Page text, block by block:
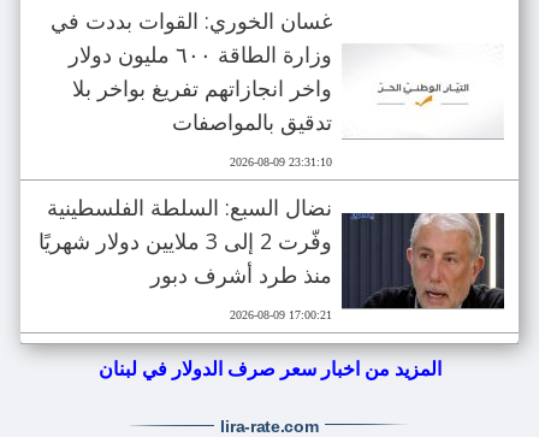
غسان الخوري: القوات بددت في
وزارة الطاقة ٦٠٠ مليون دولار
واخر انجازاتهم تفريغ بواخر بلا
تدقيق بالمواصفات
2026-08-09 23:31:10
نضال السبع: السلطة الفلسطينية
وفّرت 2 إلى 3 ملايين دولار شهريًا
منذ طرد أشرف دبور
2026-08-09 17:00:21
المزيد من اخبار سعر صرف الدولار في لبنان
lira-rate.com